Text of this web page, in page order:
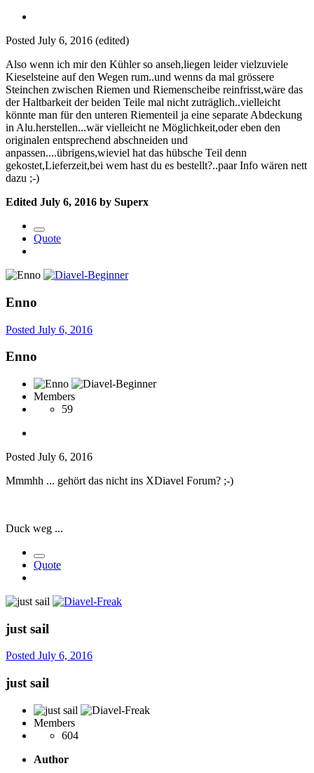
Posted July 6, 2016 (edited)
Also wenn ich mir den Kühler so anseh,liegen leider vielzuviele
Kieselsteine auf den Wegen rum..und wenns da mal grössere
Steinchen zwischen Riemen und Riemenscheibe reinfrisst,wäre das
der Haltbarkeit der beiden Teile mal nicht zuträglich..vielleicht
könnte man für den unteren Riementeil ja eine separate Abdeckung
in Alu.herstellen...wär vielleicht ne Möglichkeit,oder eben den
originalen entsprechend abschneiden und
anpassen....übrigens,wieviel hat das hübsche Teil denn
gekostet,Lieferzeit,bei wem hast du es bestellt?..paar Info wären nett
dazu ;-)
Edited July 6, 2016 by Superx
Quote
Enno
Posted July 6, 2016
Enno
Members
59
Posted July 6, 2016
Mmmhh ... gehört das nicht ins XDiavel Forum? ;-)
Duck weg ...
Quote
just sail
Posted July 6, 2016
just sail
Members
604
Author